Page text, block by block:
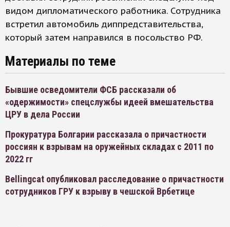
видом дипломатического работника. Сотрудника
встретил автомобиль диппредставительства,
который затем направился в посольство РФ.
Материалы по теме
Бывшие осведомители ФСБ рассказали об
«одержимости» спецслужбы идеей вмешательства
ЦРУ в дела России
Прокуратура Болгарии рассказала о причастности
россиян к взрывам на оружейных складах с 2011 по
2022 гг
Bellingcat опубликовал расследование о причастности
сотрудников ГРУ к взрыву в чешской Врбетице